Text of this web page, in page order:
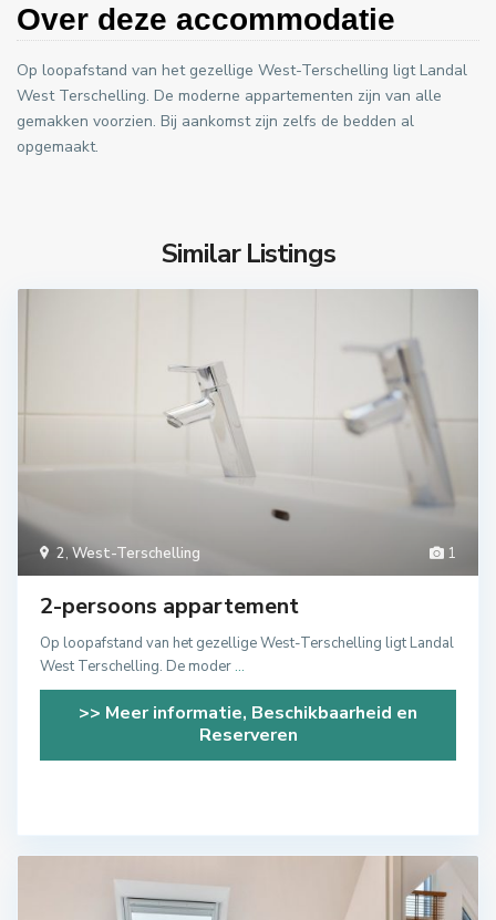
Over deze accommodatie
Op loopafstand van het gezellige West-Terschelling ligt Landal
West Terschelling. De moderne appartementen zijn van alle
gemakken voorzien. Bij aankomst zijn zelfs de bedden al
opgemaakt.
Similar Listings
1
2, West-Terschelling
2-persoons appartement
Op loopafstand van het gezellige West-Terschelling ligt Landal
West Terschelling. De moder...
>> Meer informatie, Beschikbaarheid en
Reserveren